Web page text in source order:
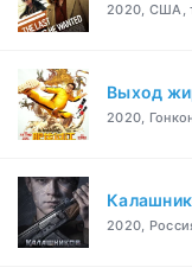
2020, США,
Выход
2020,
2020,